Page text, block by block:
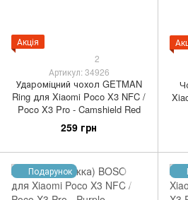
Акція
2
Артикул: 34926
Удароміцний чохол GETMAN
Ring для Xiaomi Poco X3 NFC /
Poco X3 Pro - Camshield Red
259 грн
Подарунок